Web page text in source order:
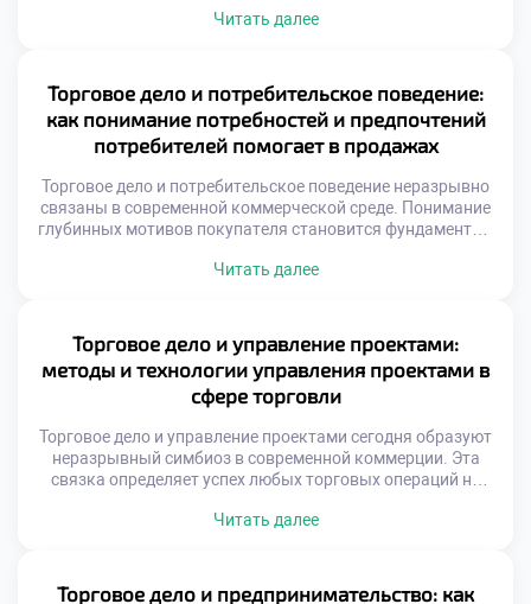
конъюнктура постоянно меняет номинальную цену
скрытый потенциал коммерческих структур. Экспертный
анализ раскрывает истинную экономическую суть
предприятия. Грамотная оценка предотвращает
необоснованные финансовые потери. Специальность
Читать далее
Торговое дело и потребительское поведение:
как понимание потребностей и предпочтений
потребителей помогает в продажах
Торговое дело и потребительское поведение неразрывно
связаны в современной коммерческой среде. Понимание
глубинных мотивов покупателя становится фундаментом
превращаются в хаотичный процесс без стратегии.
Продавец учится слышать невысказанные желания и
реагировать на скрытые потребности. Именно такой
подход отличает профессионала от […]
Читать далее
Торговое дело и управление проектами:
методы и технологии управления проектами в
сфере торговли
Торговое дело и управление проектами сегодня образуют
неразрывный симбиоз в современной коммерции. Эта
связка определяет успех любых торговых операций на
товара превращается в хаос. Грамотное управление
процессы и избегать критических ошибок. Именно этот
Читать далее
Торговое дело и предпринимательство: как